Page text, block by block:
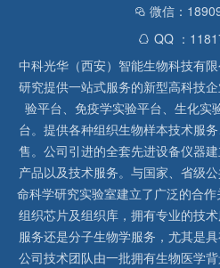
微信：
QQ ：
中科光华（西安）智能生物科技有
研究提供一站式服务的新型高科技
验平台、免疫学实验平台、生化实
台。提供各种组织生物样本技术服
售。公司引进的全套先进设备仪器
产品以及技术服务。与国家、省级
命科学研究实验室建立了广泛的合
组织芯片及组织库，拥有专业的技
服务还是分子生物学服务，尤其是
公司技术团队由一批拥有生物医学